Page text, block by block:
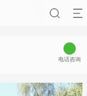
电话咨询